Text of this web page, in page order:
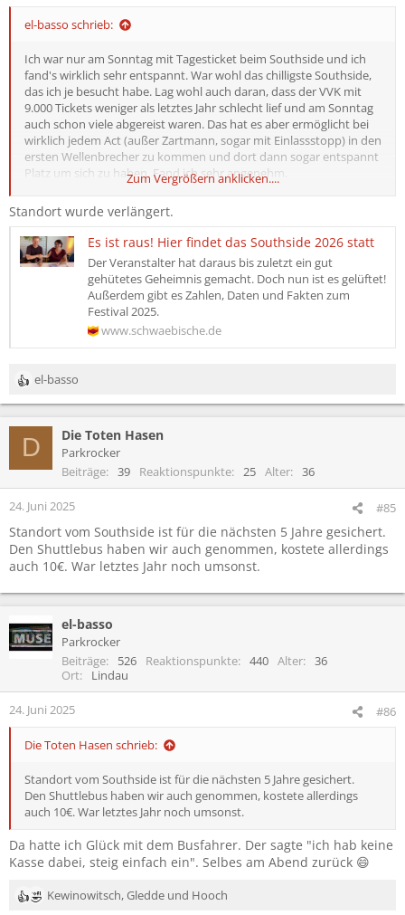
el-basso schrieb:
Ich war nur am Sonntag mit Tagesticket beim Southside und ich
fand's wirklich sehr entspannt. War wohl das chilligste Southside,
das ich je besucht habe. Lag wohl auch daran, dass der VVK mit
9.000 Tickets weniger als letztes Jahr schlecht lief und am Sonntag
auch schon viele abgereist waren. Das hat es aber ermöglicht bei
wirklich jedem Act (außer Zartmann, sogar mit Einlassstopp) in den
ersten Wellenbrecher zu kommen und dort dann sogar entspannt
Platz um sich zu haben. Fand ich sehr angenehm.
Das Infield wurde ein wenig verändert, die White Stage zB um 90°
gedreht, was ich sehr sinnvoll finde.
20€ Parkplatzgebühr fand ich ein unverschämtes Novum dieses
Jahr. Das Festival ist mitten in der Pampa und man hat eigentlich
keine andere Möglichkeit, als dort zu parken. Deshalb hab ich
(gratis) am Tuttlinger Bahnhof geparkt und den Shuttlebus
genommen.
Ich fand's rundum entspannt und würde es für 2026 auf dem
Radar behalten, sofern es weiterhin dort stattfindet. Gibt ja
Gerüchte über einen Standortwechsel.
Zum Vergrößern anklicken....
Standort wurde verlängert.
Es ist raus! Hier findet das Southside 2026 statt
Der Veranstalter hat daraus bis zuletzt ein gut
gehütetes Geheimnis gemacht. Doch nun ist es gelüftet!
Außerdem gibt es Zahlen, Daten und Fakten zum
Festival 2025.
www.schwaebische.de
R
e
i
n
n
:
el-basso
D Die Toten Hasen
Parkrocker
Beiträge
39 Reaktionspunkte 25 Alter 36
24. Juni 2025 #85
Standort vom Southside ist für die nächsten 5 Jahre gesichert.
Den Shuttlebus haben wir auch genommen, kostete allerdings
auch 10€. War letztes Jahr noch umsonst.
el-basso
Parkrocker
Beiträge
526 Reaktionspunkte 440 Alter
36
Ort
Lindau
24. Juni 2025 #86
Die Toten Hasen schrieb:
Standort vom Southside ist für die nächsten 5 Jahre gesichert.
Den Shuttlebus haben wir auch genommen, kostete allerdings
auch 10€. War letztes Jahr noch umsonst.
Da hatte ich Glück mit dem Busfahrer. Der sagte "ich hab keine
Kasse dabei, steig einfach ein". Selbes am Abend zurück 😄
R
Kewinowitsch,Gledde und Hooch